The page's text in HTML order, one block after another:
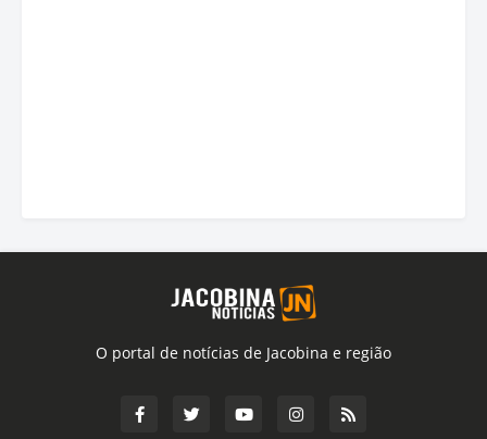
O portal de notícias de Jacobina e região